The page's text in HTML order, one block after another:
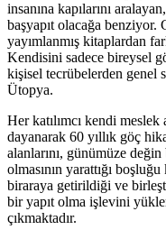
insanına kapılarını
başyapıt olacağa
yayımlanmış kitaplardan
Kendisini sadece bireysel
kişisel tecrübelerden genel
Ütopya.
Her katılımcı kendi
dayanarak 60 yıllık göç
alanlarını, günümüze değin
olmasının yarattığı
biraraya getirildiği ve
bir yapıt olma işlevini
çıkmaktadır.